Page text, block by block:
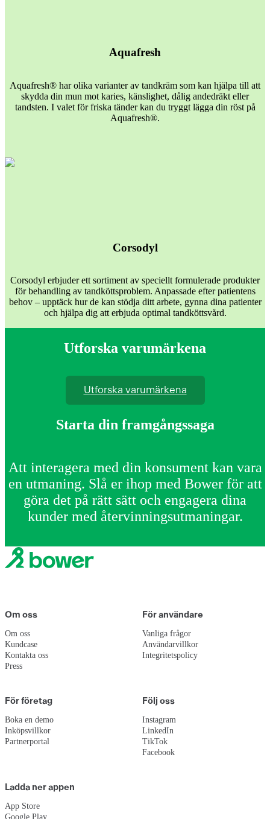
Aquafresh
Aquafresh® har olika varianter av tandkräm som kan hjälpa till att
skydda din mun mot karies, känslighet, dålig andedräkt eller
tandsten. I valet för friska tänder kan du tryggt lägga din röst på
Aquafresh®.
Corsodyl
Corsodyl erbjuder ett sortiment av speciellt formulerade produkter
för behandling av tandköttsproblem. Anpassade efter patientens
behov – upptäck hur de kan stödja ditt arbete, gynna dina patienter
och hjälpa dig att erbjuda optimal tandköttsvård.
Utforska varumärkena
Utforska varumärkena
Starta din framgångssaga
Att interagera med din konsument kan vara
en utmaning. Slå er ihop med Bower för att
göra det på rätt sätt och engagera dina
kunder med återvinningsutmaningar.
Om oss
Om oss
Kundcase
Kontakta oss
Press
För användare
Vanliga frågor
Användarvillkor
Integritetspolicy
För företag
Boka en demo
Inköpsvillkor
Partnerportal
Följ oss
Instagram
LinkedIn
TikTok
Facebook
Ladda ner appen
App Store
Google Play